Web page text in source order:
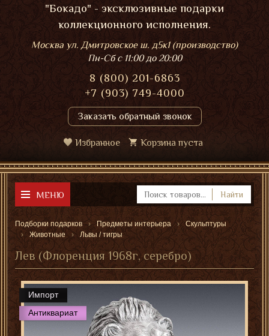
"Бокадо" - эксклюзивные подарки
коллекционного исполнения.
Москва ул. Дмитровское ш. д5к1 (производство)
Пн-Сбс 11:00 до 20:00
8 (800) 201-6863
+7 (903) 749-4000
Заказать обратный звонок
Избранное Корзина пуста
МЕНЮ Найти
Подборки подарков Предметы интерьера
Скульптуры
Животные
Львы / тигры
Лев (Флоренция 1968г, серебро)
Импорт
Антиквариат